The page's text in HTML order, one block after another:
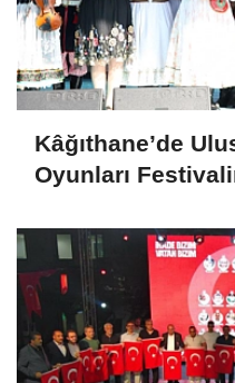
Kâğıthane’de
Oyunları